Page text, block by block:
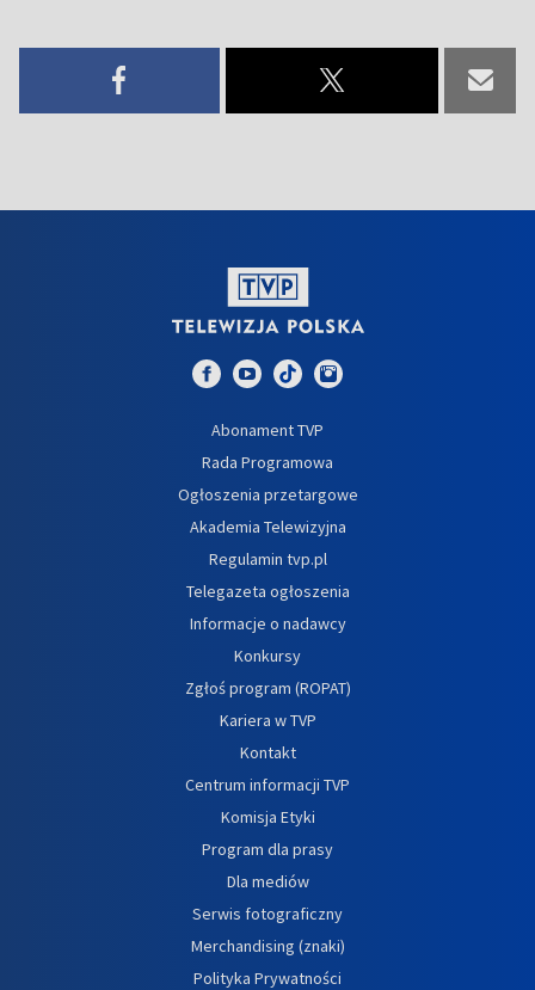
Abonament TVP
Rada Programowa
Ogłoszenia przetargowe
Akademia Telewizyjna
Regulamin tvp.pl
Telegazeta ogłoszenia
Informacje o nadawcy
Konkursy
Zgłoś program (ROPAT)
Kariera w TVP
Kontakt
Centrum informacji TVP
Komisja Etyki
Program dla prasy
Dla mediów
Serwis fotograficzny
Merchandising (znaki)
Polityka Prywatności